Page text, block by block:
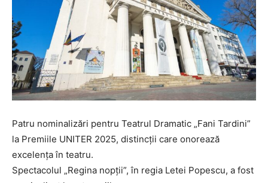
Patru nominalizări pentru Teatrul Dramatic „Fani Tardini”
la Premiile UNITER 2025, distincții care onorează
excelența în teatru.
Spectacolul „Regina nopții”, în regia Letei Popescu, a fost